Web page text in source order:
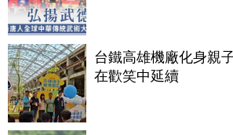
台鐵高雄機廠化身親
在歡笑中延續